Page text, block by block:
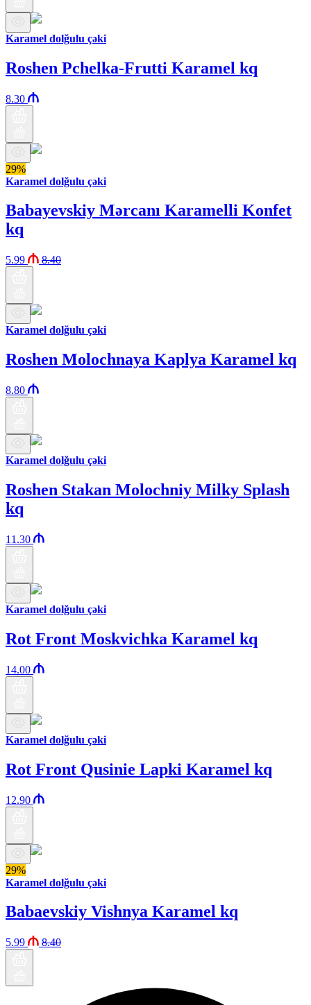
Karamel dolğulu çəki
Roshen Pchelka-Frutti Karamel kq
8.30
29%
Karamel dolğulu çəki
Babayevskiy Mərcanı Karamelli Konfet
kq
5.99 8.40
Karamel dolğulu çəki
Roshen Molochnaya Kaplya Karamel kq
8.80
Karamel dolğulu çəki
Roshen Stakan Molochniy Milky Splash
kq
11.30
Karamel dolğulu çəki
Rot Front Moskvichka Karamel kq
14.00
Karamel dolğulu çəki
Rot Front Qusinie Lapki Karamel kq
12.90
29%
Karamel dolğulu çəki
Babaevskiy Vishnya Karamel kq
5.99 8.40